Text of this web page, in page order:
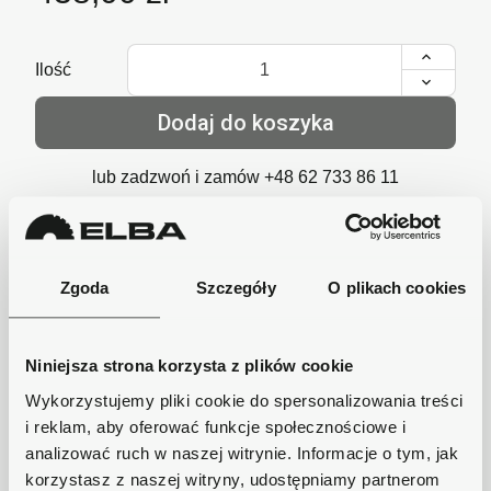
Zgoda Szczegóły O plikach cookies
Niniejsza strona korzysta z plików cookie
Wykorzystujemy pliki cookie do spersonalizowania treści
i reklam, aby oferować funkcje społecznościowe i
analizować ruch w naszej witrynie. Informacje o tym, jak
korzystasz z naszej witryny, udostępniamy partnerom
Ilość
Dodaj do koszyka
lub zadzwoń i zamów +48 62 733 86 11
dostawy już od 18zł.
Bezpieczne płatności
Płatności obsługuje Przelewy24 - największy
operator płatności online w Polsce.
Masz pytania dotyczące produktu?